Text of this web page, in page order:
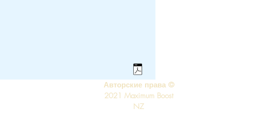
Авторские права ©
2021 Maximum Boost
NZ